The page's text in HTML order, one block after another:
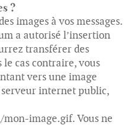
?
images à vos messages.
a autorisé l’insertion
transférer des
cas contraire, vous
vers une image
internet public,
image.gif. Vous ne